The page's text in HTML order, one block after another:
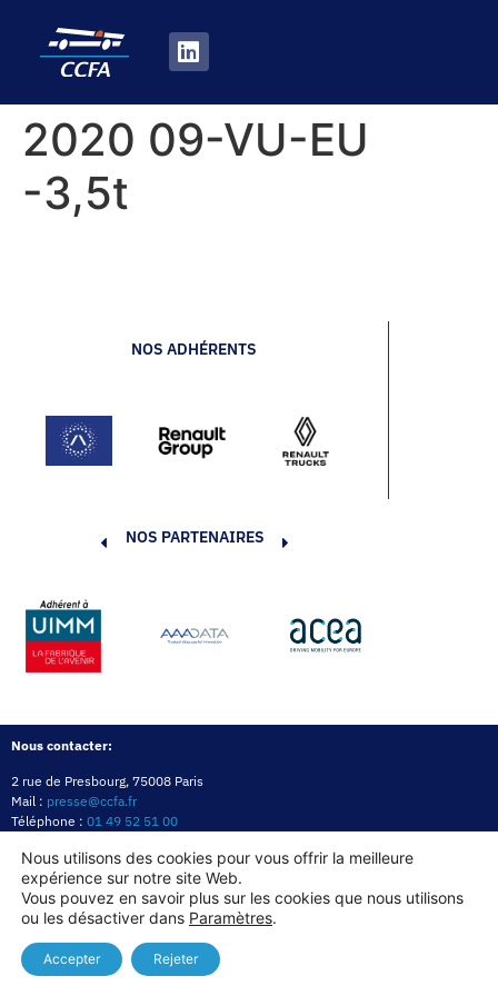
2020 09-VU-EU
-3,5t
NOS ADHÉRENTS
NOS PARTENAIRES
Nous contacter:
2 rue de Presbourg, 75008 Paris
Mail : presse@ccfa.fr
Téléphone : 01 49 52 51 00
Politique de confidentialitéMentions légales
Copyright© 2026
Nous utilisons des cookies pour vous offrir la meilleure
expérience sur notre site Web.
Vous pouvez en savoir plus sur les cookies que nous utilisons
ou les désactiver dans Paramètres.
Accepter Rejeter